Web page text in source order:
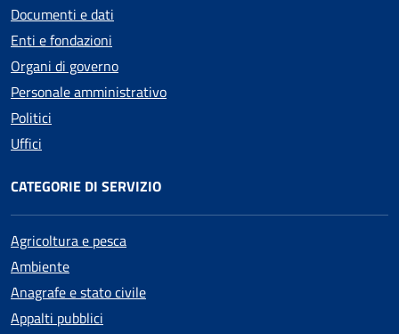
Documenti e dati
Enti e fondazioni
Organi di governo
Personale amministrativo
Politici
Uffici
CATEGORIE DI SERVIZIO
Agricoltura e pesca
Ambiente
Anagrafe e stato civile
Appalti pubblici